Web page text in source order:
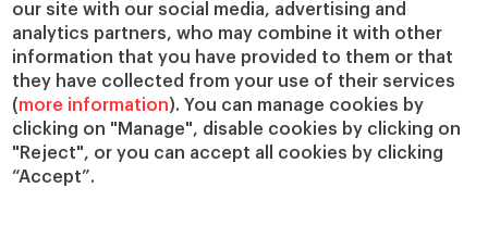
our site with our social media, advertising and
analytics partners, who may combine it with other
information that you have provided to them or that
they have collected from your use of their services
(more information). You can manage cookies by
clicking on "Manage", disable cookies by clicking on
"Reject", or you can accept all cookies by clicking
“Accept”.
Biblioteca
Canal de Compliance
Capellanía
IESE Shop
Jobs @IESE
Préstamos y becas